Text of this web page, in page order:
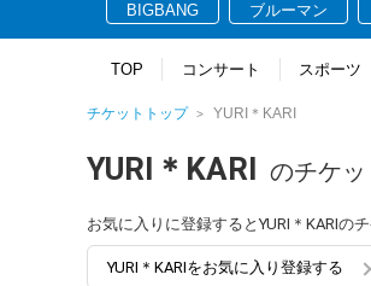
BIGBANG ブルーマン
TOP コンサート スポーツ
チケットトップ YURI＊KARI
YURI＊KARI のチケッ
お気に入りに登録するとYURI＊KARIの
YURI＊KARIをお気に入り登録する